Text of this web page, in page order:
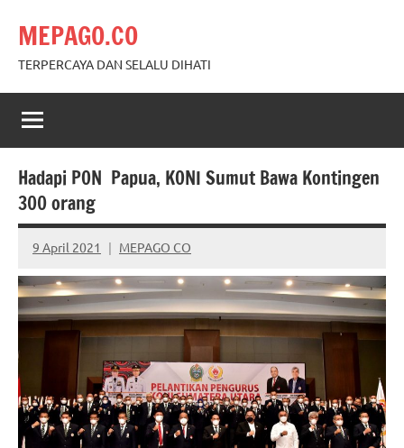
content
MEPAGO.CO
TERPERCAYA DAN SELALU DIHATI
Hadapi PON Papua, KONI Sumut Bawa Kontingen
300 orang
9 April 2021 MEPAGO CO
No
comments